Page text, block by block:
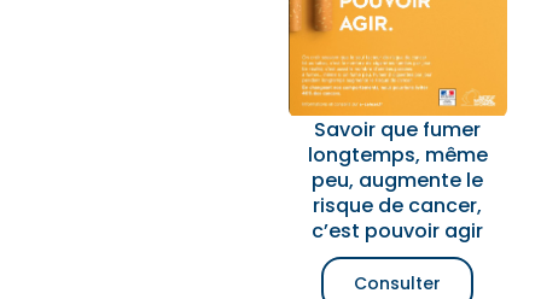
Savoir que fumer
longtemps, même
peu, augmente le
risque de cancer,
c’est pouvoir agir
Consulter